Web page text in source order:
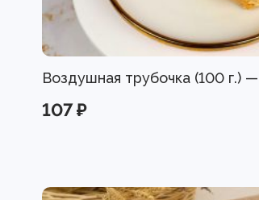
Воздушная трубочка (100 г.)
107 ₽